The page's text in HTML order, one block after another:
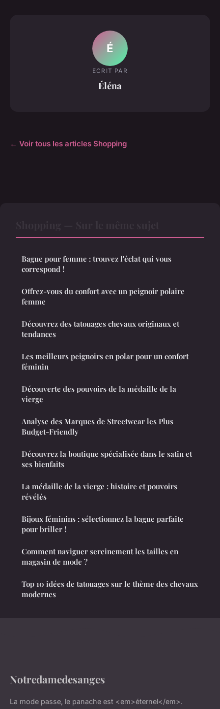
É
ECRIT PAR
Éléna
← Voir tous les articles Shopping
Bague pour femme : trouvez l'éclat qui vous
correspond !
Offrez-vous du confort avec un peignoir polaire
femme
Découvrez des tatouages chevaux originaux et
tendances
Les meilleurs peignoirs en polar pour un confort
féminin
Découverte des pouvoirs de la médaille de la
vierge
Analyse des Marques de Streetwear les Plus
Budget-Friendly
Découvrez la boutique spécialisée dans le satin et
ses bienfaits
La médaille de la vierge : histoire et pouvoirs
révélés
Bijoux féminins : sélectionnez la bague parfaite
pour briller !
Comment naviguer sereinement les tailles en
magasin de mode ?
Top 10 idées de tatouages sur le thème des chevaux
modernes
Notredamedesanges
La mode passe, le panache est <em>éternel</em>.